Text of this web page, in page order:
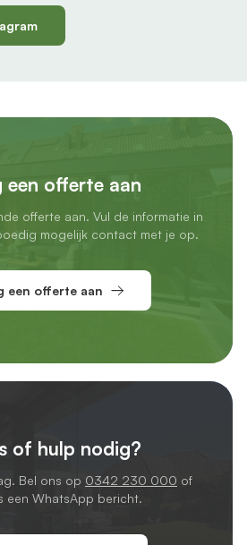
een offerte aan
offerte aan. Vul de informatie in
mogelijk contact met je op.
een offerte aan
of hulp nodig?
Bel ons op 0342 230 000 of
een WhatsApp bericht.